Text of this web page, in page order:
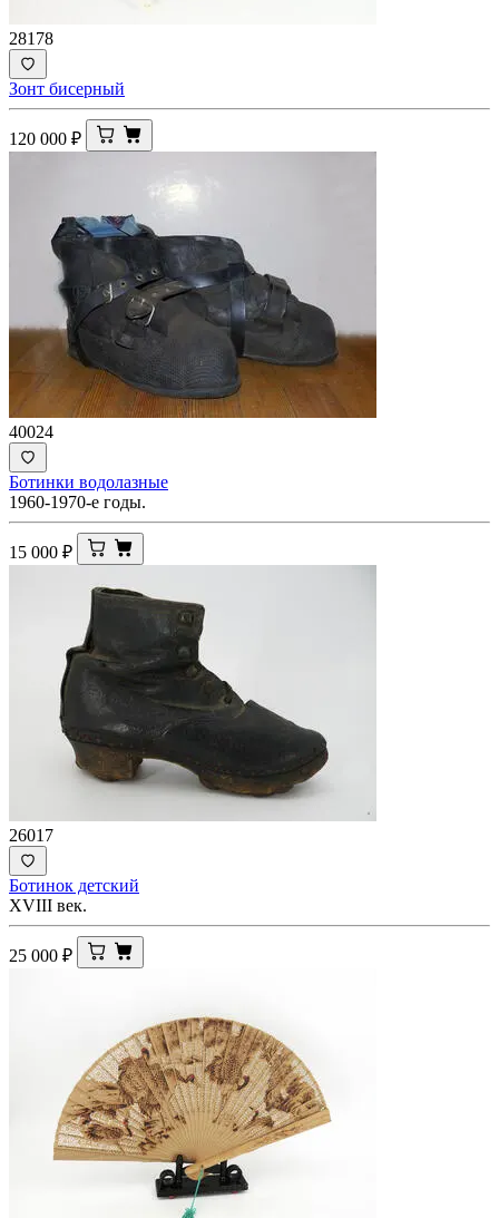
28178
Зонт бисерный
120 000 ₽
40024
Ботинки водолазные
1960-1970-е годы.
15 000 ₽
26017
Ботинок детский
XVIII век.
25 000 ₽